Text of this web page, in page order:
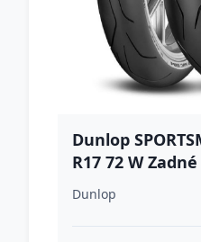
Dunlop
R17 72 W Zadné
Dunlop